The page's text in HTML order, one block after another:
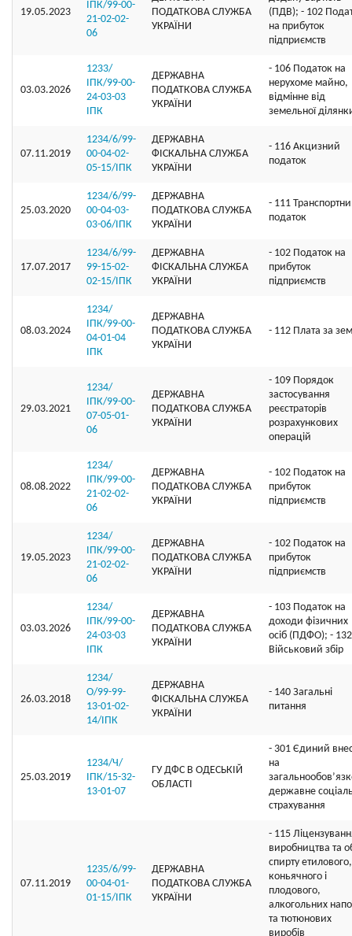
19.05.2023
ІПК/99-00-
21-02-02-
06
ПОДАТКОВА СЛУЖБА
УКРАЇНИ
(ПДВ); - 102
на прибуток
підприємств
03.03.2026
1233/
ІПК/99-00-
24-03-03
ІПК
ДЕРЖАВНА
ПОДАТКОВА СЛУЖБА
УКРАЇНИ
- 106 Податок на
нерухоме майно,
відмінне від
земельної
07.11.2019
1234/6/99-
00-04-02-
05-15/ІПК
ДЕРЖАВНА
ФІСКАЛЬНА СЛУЖБА
УКРАЇНИ
- 116 Акцизний
податок
25.03.2020
1234/6/99-
00-04-03-
03-06/ІПК
ДЕРЖАВНА
ПОДАТКОВА СЛУЖБА
УКРАЇНИ
- 111
податок
17.07.2017
1234/6/99-
99-15-02-
02-15/ІПК
ДЕРЖАВНА
ФІСКАЛЬНА СЛУЖБА
УКРАЇНИ
- 102 Податок на
прибуток
підприємств
08.03.2024
1234/
ІПК/99-00-
04-01-04
ІПК
ДЕРЖАВНА
ПОДАТКОВА СЛУЖБА
УКРАЇНИ
- 112 Плата за
29.03.2021
1234/
ІПК/99-00-
07-05-01-
06
ДЕРЖАВНА
ПОДАТКОВА СЛУЖБА
УКРАЇНИ
- 109 Порядок
застосування
реєстраторів
розрахункових
операцій
08.08.2022
1234/
ІПК/99-00-
21-02-02-
06
ДЕРЖАВНА
ПОДАТКОВА СЛУЖБА
УКРАЇНИ
- 102 Податок на
прибуток
підприємств
19.05.2023
1234/
ІПК/99-00-
21-02-02-
06
ДЕРЖАВНА
ПОДАТКОВА СЛУЖБА
УКРАЇНИ
- 102 Податок на
прибуток
підприємств
03.03.2026
1234/
ІПК/99-00-
24-03-03
ІПК
ДЕРЖАВНА
ПОДАТКОВА СЛУЖБА
УКРАЇНИ
- 103 Податок на
доходи фізичних
осіб (ПДФО); - 132
Військовий збір
26.03.2018
1234/
О/99-99-
13-01-02-
14/ІПК
ДЕРЖАВНА
ФІСКАЛЬНА СЛУЖБА
УКРАЇНИ
- 140 Загальні
питання
25.03.2019
1234/Ч/
ІПК/15-32-
13-01-07
ГУ ДФС В ОДЕСЬКIЙ
ОБЛАСТI
- 301 Єдиний
на
державне
страхування
07.11.2019
1235/6/99-
00-04-01-
01-15/ІПК
ДЕРЖАВНА
ПОДАТКОВА СЛУЖБА
УКРАЇНИ
- 115
виробництва та
спирту етилового,
коньячного і
плодового,
алкогольних
та тютюнових
виробів